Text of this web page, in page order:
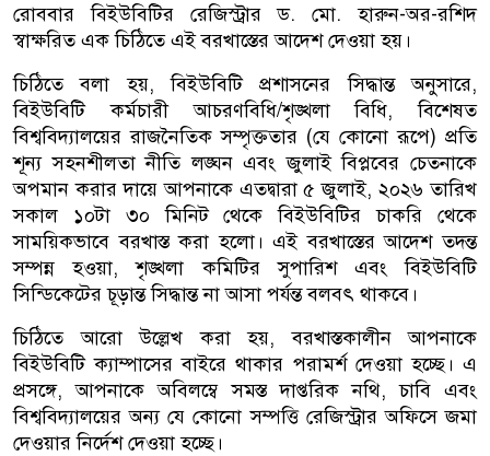
রোববার বিইউবিটির রেজিস্ট্রার ড. মো. হারুন-অর-রশিদ
স্বাক্ষরিত এক চিঠিতে এই বরখাস্তের আদেশ দেওয়া হয়।
চিঠিতে বলা হয়, বিইউবিটি প্রশাসনের সিদ্ধান্ত অনুসারে,
বিইউবিটি কর্মচারী আচরণবিধি/শৃঙ্খলা বিধি, বিশেষত
বিশ্ববিদ্যালয়ের রাজনৈতিক সম্পৃক্ততার (যে কোনো রূপে) প্রতি
শূন্য সহনশীলতা নীতি লঙ্ঘন এবং জুলাই বিপ্লবের চেতনাকে
অপমান করার দায়ে আপনাকে এতদ্বারা ৫ জুলাই, ২০২৬ তারিখ
সকাল ১০টা ৩০ মিনিট থেকে বিইউবিটির চাকরি থেকে
সাময়িকভাবে বরখাস্ত করা হলো। এই বরখাস্তের আদেশ তদন্ত
সম্পন্ন হওয়া, শৃঙ্খলা কমিটির সুপারিশ এবং বিইউবিটি
সিন্ডিকেটের চূড়ান্ত সিদ্ধান্ত না আসা পর্যন্ত বলবৎ থাকবে।
চিঠিতে আরো উল্লেখ করা হয়, বরখাস্তকালীন আপনাকে
বিইউবিটি ক্যাম্পাসের বাইরে থাকার পরামর্শ দেওয়া হচ্ছে। এ
প্রসঙ্গে, আপনাকে অবিলম্বে সমস্ত দাপ্তরিক নথি, চাবি এবং
বিশ্ববিদ্যালয়ের অন্য যে কোনো সম্পত্তি রেজিস্ট্রার অফিসে জমা
দেওয়ার নির্দেশ দেওয়া হচ্ছে।